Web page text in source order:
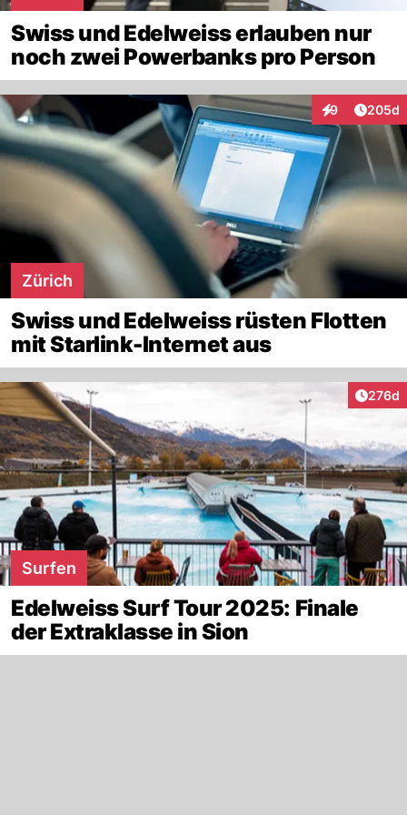
Swiss und Edelweiss erlauben nur
noch zwei Powerbanks pro Person
9
Interaktionen
205d
Zürich
Swiss und Edelweiss rüsten Flotten
mit Starlink-Internet aus
276d
Surfen
Edelweiss Surf Tour 2025: Finale
der Extraklasse in Sion